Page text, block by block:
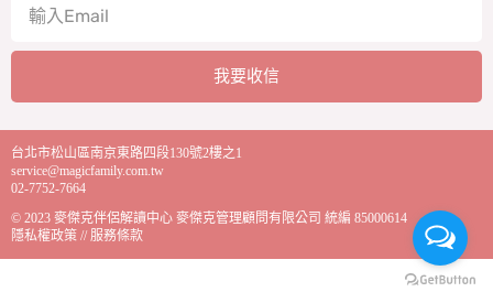
我要收信
l
t
e
n
a
© 2023 麥傑克伴侶解讀中心 麥傑克管理顧問有限公司 統編 85000614
隱私權政策 // 服務條款
台北市松山區南京東路四段130號2樓之1
service@magicfamily.com.tw
02-7752-7664